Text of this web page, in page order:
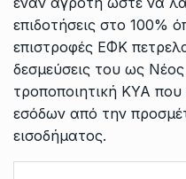
επιδοτήσεις στο 100%
επιστροφές ΕΦΚ
δεσμεύσεις του ως
τροποποιητική ΚΥΑ που
εσόδων από την
εισοδήματος.